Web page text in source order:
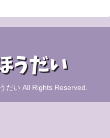
だい All Rights Reserved.